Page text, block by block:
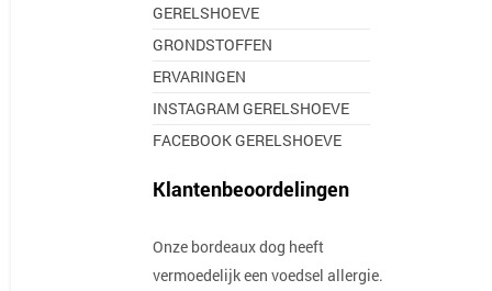
GERELSHOEVE
GRONDSTOFFEN
ERVARINGEN
INSTAGRAM GERELSHOEVE
FACEBOOK GERELSHOEVE
Klantenbeoordelingen
Onze bordeaux dog heeft
vermoedelijk een voedsel allergie.